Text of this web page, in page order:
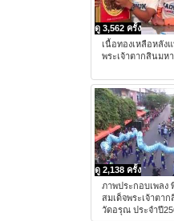
ดู 3,562 ครั้ง
เนื้อทองเหลือหลัง
พระเจ้าตากสินมห
ดู 2,138 ครั้ง
ภาพประกอบเพลง
สมเด็จพระเจ้าตา
วัดอรุณ ประจำปี